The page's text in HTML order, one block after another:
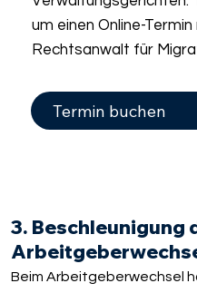
3. Beschleunigung
Beim Arbeitgeberwechsel
um einen Online-
Rechtsanwalt für
Termin buchen